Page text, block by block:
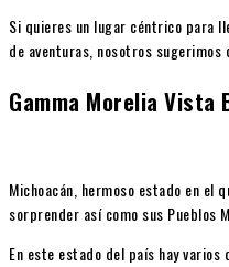
Si quieres un lugar céntrico para
de aventuras, nosotros sugerimos
Gamma Morelia Vista
Michoacán, hermoso estado en el
sorprender así como sus Pueblos
En este estado del país hay